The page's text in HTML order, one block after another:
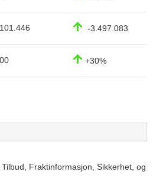
-3.497.083
+30%
Fraktinformasjon, Sikkerhet, og